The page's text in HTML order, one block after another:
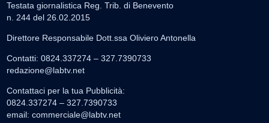
Testata giornalistica Reg. Trib. di Benevento
n. 244 del 26.02.2015
Direttore Responsabile Dott.ssa Oliviero Antonella
Contatti: 0824.337274 – 327.7390733
redazione@labtv.net
Contattaci per la tua Pubblicità:
0824.337274 – 327.7390733
email: commerciale@labtv.net